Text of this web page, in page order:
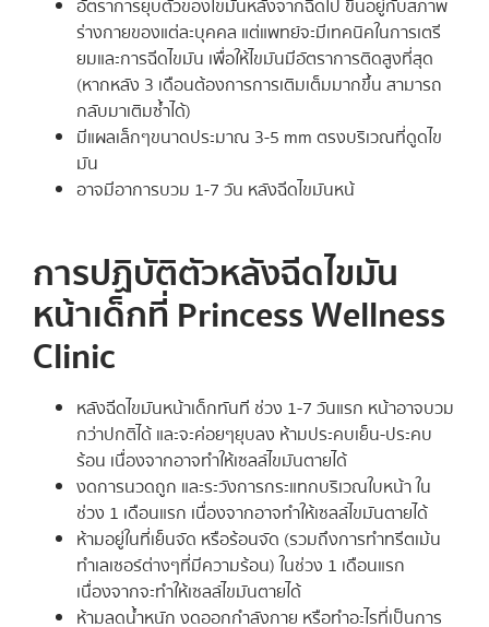
อัตราการยุบตัวของไขมันหลังจากฉีดไป ขึ้นอยู่กับสภาพ
ร่างกายของแต่ละบุคคล แต่แพทย์จะมีเทคนิคในการเตรี
ยมและการฉีดไขมัน เพื่อให้ไขมันมีอัตราการติดสูงที่สุด
(หากหลัง 3 เดือนต้องการการเติมเต็มมากขึ้น สามารถ
กลับมาเติมซ้ำได้)
มีแผลเล็กๆขนาดประมาณ 3-5 mm ตรงบริเวณที่ดูดไข
มัน
อาจมีอาการบวม 1-7 วัน หลังฉีดไขมันหน้
การปฏิบัติตัวหลังฉีดไขมัน
หน้าเด็กที่ Princess Wellness
Clinic
หลังฉีดไขมันหน้าเด็กทันที ช่วง 1-7 วันแรก หน้าอาจบวม
กว่าปกติได้ และจะค่อยๆยุบลง ห้ามประคบเย็น-ประคบ
ร้อน เนื่องจากอาจทำให้เซลล์ไขมันตายได้
งดการนวดถูก และระวังการกระแทกบริเวณใบหน้า ใน
ช่วง 1 เดือนแรก เนื่องจากอาจทำให้เซลล์ไขมันตายได้
ห้ามอยู่ในที่เย็นจัด หรือร้อนจัด (รวมถึงการทำทรีตเม้น
ทำเลเซอร์ต่างๆที่มีความร้อน) ในช่วง 1 เดือนแรก
เนื่องจากจะทำให้เซลล์ไขมันตายได้
ห้ามลดน้ำหนัก งดออกกำลังกาย หรือทำอะไรที่เป็นการ